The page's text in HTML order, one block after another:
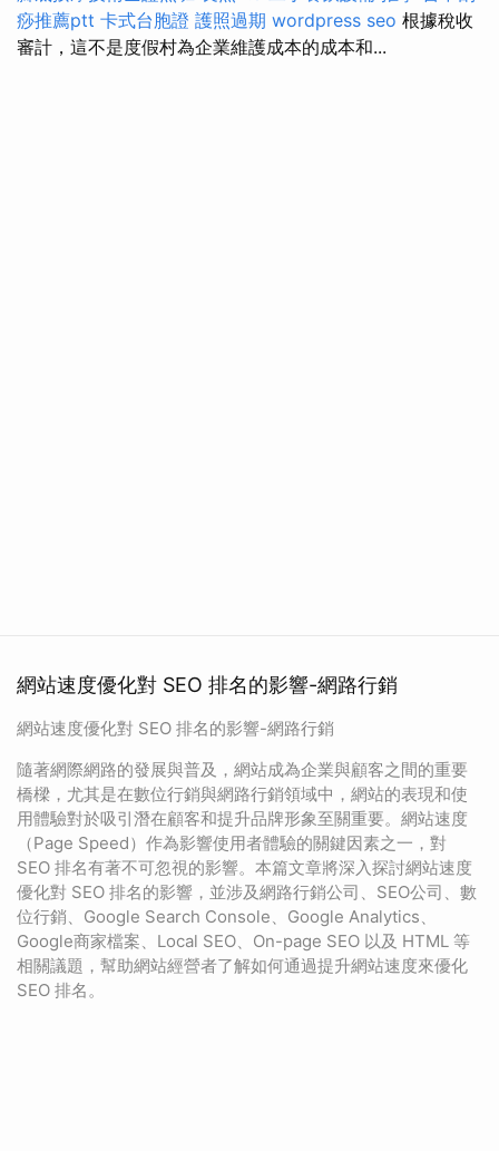
痧推薦ptt 卡式台胞證 護照過期 wordpress seo 根據稅收
審計，這不是度假村為企業維護成本的成本和...
網站速度優化對 SEO 排名的影響-網路行銷
網站速度優化對 SEO 排名的影響-網路行銷
隨著網際網路的發展與普及，網站成為企業與顧客之間的重要
橋樑，尤其是在數位行銷與網路行銷領域中，網站的表現和使
用體驗對於吸引潛在顧客和提升品牌形象至關重要。網站速度
（Page Speed）作為影響使用者體驗的關鍵因素之一，對
SEO 排名有著不可忽視的影響。本篇文章將深入探討網站速度
優化對 SEO 排名的影響，並涉及網路行銷公司、SEO公司、數
位行銷、Google Search Console、Google Analytics、
Google商家檔案、Local SEO、On-page SEO 以及 HTML 等
相關議題，幫助網站經營者了解如何通過提升網站速度來優化
SEO 排名。